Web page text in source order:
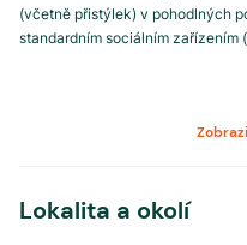
(včetně přistýlek) v pohodlných
standardním sociálním zařízením
Lokalita a okolí